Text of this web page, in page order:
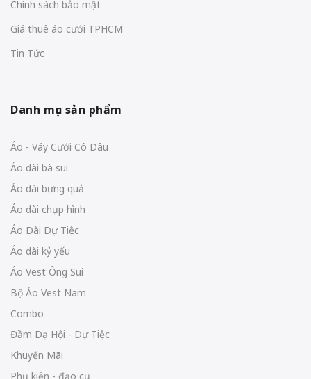
Chính sách bảo mật
Giá thuê áo cưới TPHCM
Tin Tức
Danh mục sản phẩm
Áo - Váy Cưới Cô Dâu
Áo dài bà sui
Áo dài bưng quả
Áo dài chụp hình
Áo Dài Dự Tiệc
Áo dài kỷ yếu
Áo Vest Ông Sui
Bộ Áo Vest Nam
Combo
Đầm Dạ Hội - Dự Tiệc
Khuyến Mãi
Phụ kiện - đạo cụ